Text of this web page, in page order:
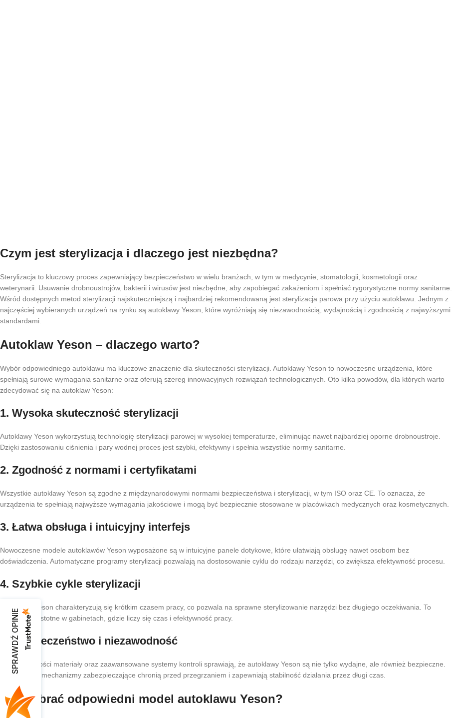
Czym jest sterylizacja i dlaczego jest niezbędna?
Sterylizacja to kluczowy proces zapewniający bezpieczeństwo w wielu branżach, w tym w medycynie, stomatologii, kosmetologii oraz
weterynarii. Usuwanie drobnoustrojów, bakterii i wirusów jest niezbędne, aby zapobiegać zakażeniom i spełniać rygorystyczne normy sanitarne.
Wśród dostępnych metod sterylizacji najskuteczniejszą i najbardziej rekomendowaną jest sterylizacja parowa przy użyciu autoklawu. Jednym z
najczęściej wybieranych urządzeń na rynku są autoklawy Yeson, które wyróżniają się niezawodnością, wydajnością i zgodnością z najwyższymi
standardami.
Autoklaw Yeson – dlaczego warto?
Wybór odpowiedniego autoklawu ma kluczowe znaczenie dla skuteczności sterylizacji. Autoklawy Yeson to nowoczesne urządzenia, które
spełniają surowe wymagania sanitarne oraz oferują szereg innowacyjnych rozwiązań technologicznych. Oto kilka powodów, dla których warto
zdecydować się na autoklaw Yeson:
1. Wysoka skuteczność sterylizacji
Autoklawy Yeson wykorzystują technologię sterylizacji parowej w wysokiej temperaturze, eliminując nawet najbardziej oporne drobnoustroje.
Dzięki zastosowaniu ciśnienia i pary wodnej proces jest szybki, efektywny i spełnia wszystkie normy sanitarne.
2. Zgodność z normami i certyfikatami
Wszystkie autoklawy Yeson są zgodne z międzynarodowymi normami bezpieczeństwa i sterylizacji, w tym ISO oraz CE. To oznacza, że
urządzenia te spełniają najwyższe wymagania jakościowe i mogą być bezpiecznie stosowane w placówkach medycznych oraz kosmetycznych.
3. Łatwa obsługa i intuicyjny interfejs
Nowoczesne modele autoklawów Yeson wyposażone są w intuicyjne panele dotykowe, które ułatwiają obsługę nawet osobom bez
doświadczenia. Automatyczne programy sterylizacji pozwalają na dostosowanie cyklu do rodzaju narzędzi, co zwiększa efektywność procesu.
4. Szybkie cykle sterylizacji
Autoklawy Yeson charakteryzują się krótkim czasem pracy, co pozwala na sprawne sterylizowanie narzędzi bez długiego oczekiwania. To
szczególnie istotne w gabinetach, gdzie liczy się czas i efektywność pracy.
5.Bezpieczeństwo i niezawodność
Wysokiej jakości materiały oraz zaawansowane systemy kontroli sprawiają, że autoklawy Yeson są nie tylko wydajne, ale również bezpieczne.
Wbudowane mechanizmy zabezpieczające chronią przed przegrzaniem i zapewniają stabilność działania przez długi czas.
Jak wybrać odpowiedni model autoklawu Yeson?
SPRAWDŹ OPINIE